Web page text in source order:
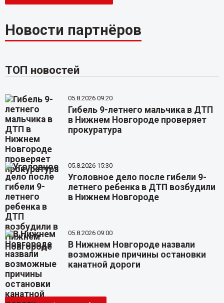
Новости партнёров
ТОП новостей
05.8.2026 09:20
Гибель 9-летнего мальчика в ДТП
в Нижнем Новгороде проверяет
прокуратура
05.8.2026 15:30
Уголовное дело после гибели 9-
летнего ребенка в ДТП возбудили
в Нижнем Новгороде
05.8.2026 09:00
В Нижнем Новгороде назвали
возможные причины остановки
канатной дороги